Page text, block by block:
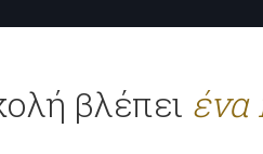
βλέπει ένα